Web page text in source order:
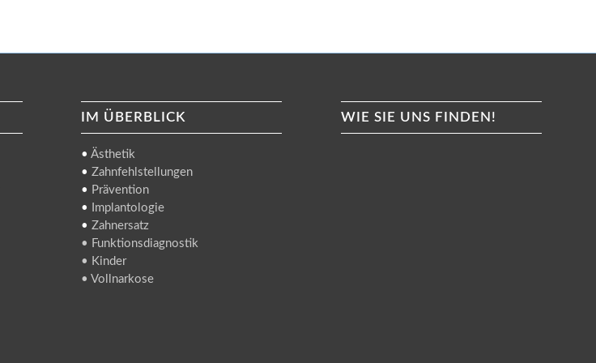
IM ÜBERBLICK
•Ästhetik
•Zahnfehlstellungen
• Prävention
•
Implantologie
•Zahnersatz
• Funktionsdiagnostik
• Kinder
• Vollnarkose
WIE SIE UNS FINDEN!